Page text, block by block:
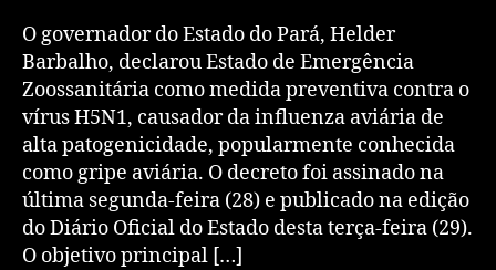
O governador do Estado do Pará, Helder
Barbalho, declarou Estado de Emergência
Zoossanitária como medida preventiva contra o
vírus H5N1, causador da influenza aviária de
alta patogenicidade, popularmente conhecida
como gripe aviária. O decreto foi assinado na
última segunda-feira (28) e publicado na edição
do Diário Oficial do Estado desta terça-feira (29).
O objetivo principal […]